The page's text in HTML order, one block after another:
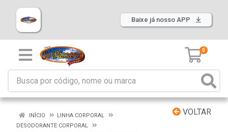
Baixe já nosso APP
0
VOLTAR
INÍCIO
LINHA CORPORAL
DESODORANTE CORPORAL